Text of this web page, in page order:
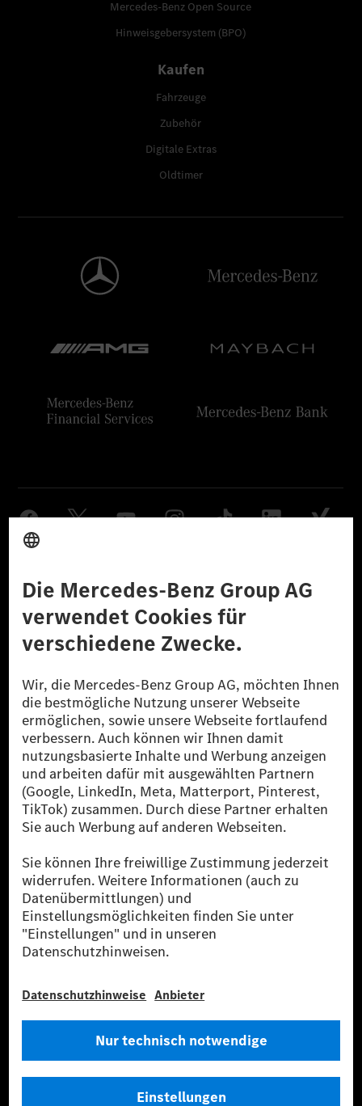
Mercedes-Benz Open Source
Hinweisgebersystem (BPO)
Kaufen
Fahrzeuge
Zubehör
Digitale Extras
Oldtimer
Datenschutz Lizenzhinweise Dritter Barrierefreiheit
© 2026 Mercedes-Benz Group AG. Alle Rechte vorbehalten.
[1] Bilanziell CO₂-neutral bedeutet, dass nicht vermiedene oder nicht
reduzierte CO₂-Emissionen bei der Mercedes-Benz Group durch
zertifizierte Ausgleichsprojekte kompensiert werden.
[2] Renewable Charging ist ein integraler Bestandteil von MB.CHARGE
Public in Europa, den USA, Kanada und China. Sofern an der jeweiligen
Ladestation noch kein Strom aus erneuerbaren Energien vorliegt,
verwendet Renewable Charging Grünstromzertifikate*. Diese stellen
sicher, dass für Ladevorgänge über MB.CHARGE Public eine äquivalente
Strommenge aus erneuerbaren Energien ins Stromnetz eingespeist wird.
* Inkl. EKOenergy Ökolabel
* Die angegebenen Werte wurden nach dem vorgeschriebenen
Messverfahren WLTP (Worldwide harmonised Light vehicles Test
Procedure) ermittelt. Die angegebenen Spannweiten beziehen sich auf
den europäischen Markt. Der Energieverbrauch und der CO₂-Ausstoß
eines Pkw sind nicht nur von der effizienten Ausnutzung des Kraftstoffs
bzw. des Energieträgers durch den Pkw, sondern auch vom Fahrstil und
** Der Stromverbrauch wurde auf der Grundlage der VO 692/2008/EG
Fahrzeugkonfiguration.
*** Angaben zum Stromverbrauch und zur Reichweite sind vorläufig und
wurden intern nach Maßgabe der Zertifizierungsmethode „WLTP-
Typgenehmigung noch eine Konformitätsbescheinigung mit amtlichen